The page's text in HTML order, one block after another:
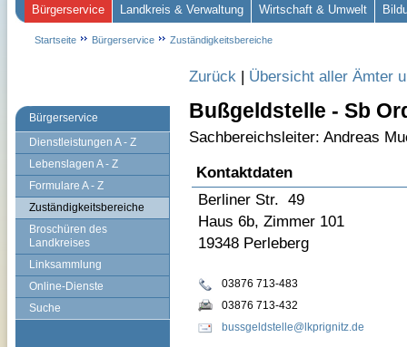
Bürgerservice
Dienstleistungen A - Z
Lebenslagen A - Z
Formulare A - Z
Zuständigkeitsbereiche
Broschüren des
Landkreises
Linksammlung
Online-Dienste
Suche
Zurück | Übersicht aller Ämter
Bußgeldstelle - Sb
Sachbereichsleiter: Andreas
Kontaktdaten
Berliner Str. 49
Haus 6b, Zimmer 101
19348 Perleberg
03876 713-483
03876 713-432
bussgeldstelle@lkprignitz.de
Bürgerservice Landkreis & Verwaltung Wirtschaft & Umwelt
Startseite Bürgerservice Zuständigkeitsbereiche